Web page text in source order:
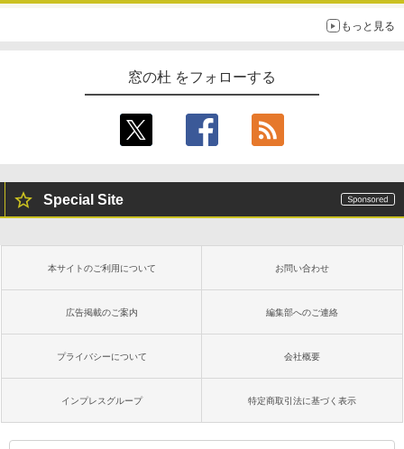
もっと見る
窓の杜 をフォローする
Special Site
本サイトのご利用について お問い合わせ
広告掲載のご案内 編集部へのご連絡
プライバシーについて 会社概要
インプレスグループ 特定商取引法に基づく表示